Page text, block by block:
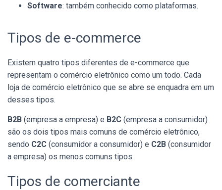
Software: também conhecido como plataformas.
Tipos de e-commerce
Existem quatro tipos diferentes de e-commerce que
representam o comércio eletrônico como um todo. Cada
loja de comércio eletrônico que se abre se enquadra em um
desses tipos.
B2B (empresa a empresa) e B2C (empresa a consumidor)
são os dois tipos mais comuns de comércio eletrônico,
sendo C2C (consumidor a consumidor) e C2B (consumidor
a empresa) os menos comuns tipos.
Tipos de comerciante